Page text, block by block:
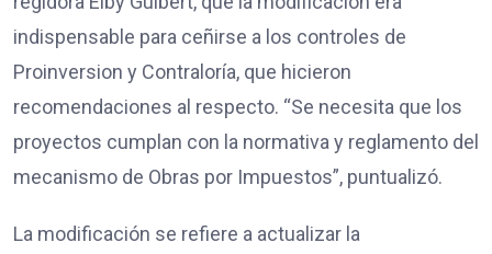
indispensable para ceñirse a los controles de
Proinversion y Contraloría, que hicieron
recomendaciones al respecto. “Se necesita que los
proyectos cumplan con la normativa y reglamento del
mecanismo de Obras por Impuestos”, puntualizó.
La modificación se refiere a actualizar la